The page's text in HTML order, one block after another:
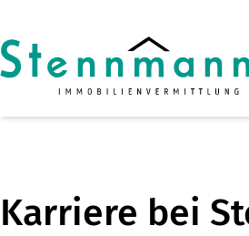
Karriere bei